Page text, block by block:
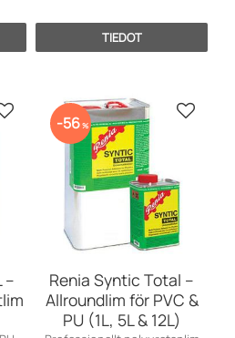
TIEDOT
–
Lisää suosikiksi
Renia Syntic Total –
Allroundlim för PVC &
PU (1L, 5L & 12L)
56% Lisää